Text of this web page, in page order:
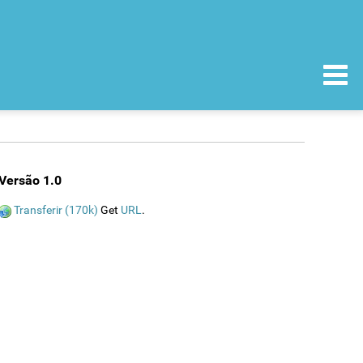
1.0
Transferir (170k) Get URL.